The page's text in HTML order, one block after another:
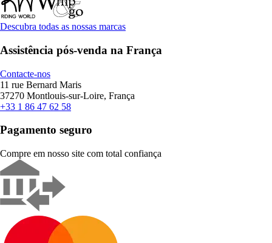
Descubra todas as nossas marcas
Assistência pós-venda na França
Contacte-nos
11 rue Bernard Maris
37270 Montlouis-sur-Loire, França
+33 1 86 47 62 58
Pagamento seguro
Compre em nosso site com total confiança